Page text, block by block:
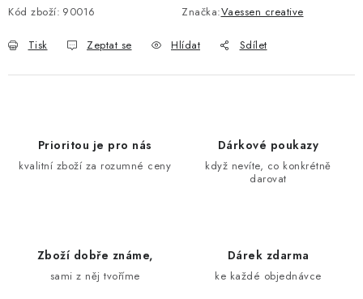
Kód zboží: 90016 Značka:Vaessen creative
Tisk Zeptat se Hlídat Sdílet
Prioritou je pro nás
kvalitní zboží za rozumné ceny
Dárkové poukazy
když nevíte, co konkrétně
darovat
Zboží dobře známe,
sami z něj tvoříme
Dárek zdarma
ke každé objednávce